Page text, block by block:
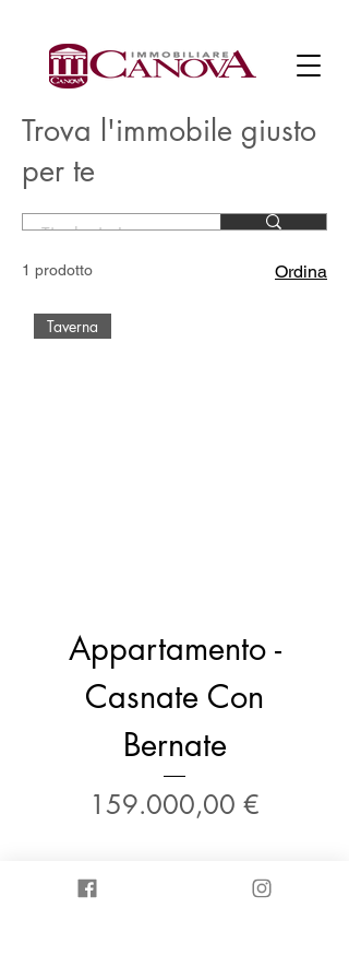
Trova l'immobile giusto
per te
1 prodotto Ordina
Taverna
Appartamento -
Casnate Con
Bernate
Prezzo
159.000,00 €